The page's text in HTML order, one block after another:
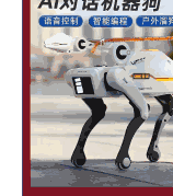
哪里买岩板茶几便宜
哪个品牌岩板是真的
人工花岗石和岩板哪
佛山著名岩板市场
郑州品牌岩板批发商